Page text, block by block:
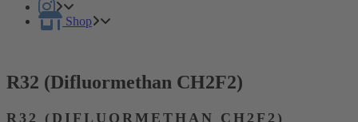
Shop
R32 (Difluormethan CH2F2)
R32 (DIFLUORMETHAN CH2F2)